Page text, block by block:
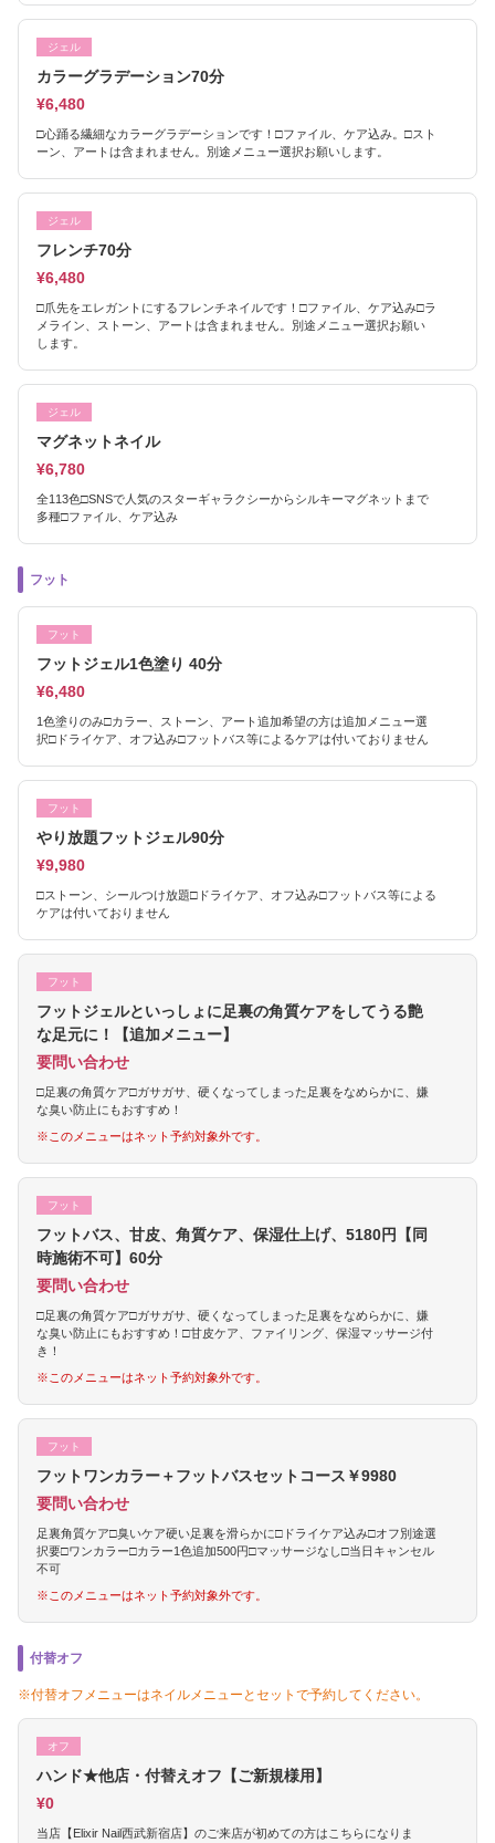
ジェル
カラーグラデーション70分
¥6,480
□心踊る繊細なカラーグラデーションです！□ファイル、ケア込み。□スト
ーン、アートは含まれません。別途メニュー選択お願いします。
ジェル
フレンチ70分
¥6,480
□爪先をエレガントにするフレンチネイルです！□ファイル、ケア込み□ラ
メライン、ストーン、アートは含まれません。別途メニュー選択お願い
します。
ジェル
マグネットネイル
¥6,780
全113色□SNSで人気のスターギャラクシーからシルキーマグネットまで
多種□ファイル、ケア込み
フット
フット
フットジェル1色塗り 40分
¥6,480
1色塗りのみ□カラー、ストーン、アート追加希望の方は追加メニュー選
択□ドライケア、オフ込み□フットバス等によるケアは付いておりません
フット
やり放題フットジェル90分
¥9,980
□ストーン、シールつけ放題□ドライケア、オフ込み□フットバス等による
ケアは付いておりません
フット
フットジェルといっしょに足裏の角質ケアをしてうる艶
な足元に！【追加メニュー】
要問い合わせ
□足裏の角質ケア□ガサガサ、硬くなってしまった足裏をなめらかに、嫌
な臭い防止にもおすすめ！
※このメニューはネット予約対象外です。
フット
フットバス、甘皮、角質ケア、保湿仕上げ、5180円【同
時施術不可】60分
要問い合わせ
□足裏の角質ケア□ガサガサ、硬くなってしまった足裏をなめらかに、嫌
な臭い防止にもおすすめ！□甘皮ケア、ファイリング、保湿マッサージ付
き！
※このメニューはネット予約対象外です。
フット
フットワンカラー＋フットバスセットコース￥9980
要問い合わせ
足裏角質ケア□臭いケア硬い足裏を滑らかに□ドライケア込み□オフ別途選
択要□ワンカラー□カラー1色追加500円□マッサージなし□当日キャンセル
不可
※このメニューはネット予約対象外です。
付替オフ
※付替オフメニューはネイルメニューとセットで予約してください。
オフ
ハンド★他店・付替えオフ【ご新規様用】
¥0
当店【Elixir Nail西武新宿店】のご来店が初めての方はこちらになりま